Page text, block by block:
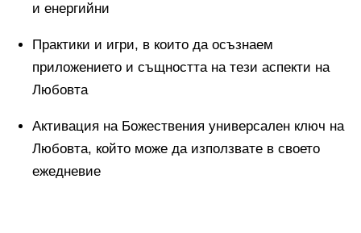
и енергийни
Практики и игри, в които да осъзнаем
приложението и същността на тези аспекти на
Любовта
Активация на Божествения универсален ключ на
Любовта, който може да използвате в своето
ежедневие